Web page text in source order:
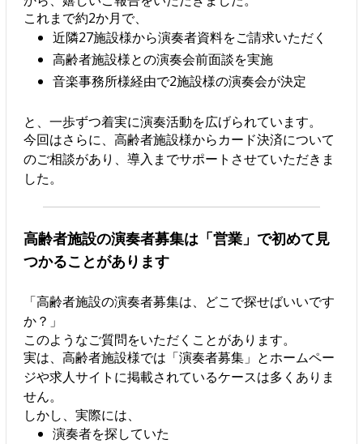
これまで約2か月で、
近隣27施設様から演奏者資料をご請求いただく
高齢者施設様との演奏会前面談を実施
音楽事務所様経由で2施設様の演奏会が決定
と、一歩ずつ着実に演奏活動を広げられています。
今回はさらに、高齢者施設様からカード決済について
のご相談があり、導入までサポートさせていただきま
した。
高齢者施設の演奏者募集は「営業」で初めて見
つかることがあります
「高齢者施設の演奏者募集は、どこで探せばいいです
か？」
このようなご質問をいただくことがあります。
実は、高齢者施設様では「演奏者募集」とホームペー
ジや求人サイトに掲載されているケースは多くありま
せん。
しかし、実際には、
演奏者を探していた